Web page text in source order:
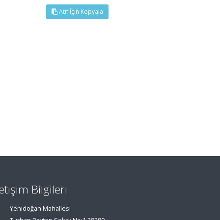
Atıf İçin Kopyala
Bilgileri
Yenidoğan Mahallesi